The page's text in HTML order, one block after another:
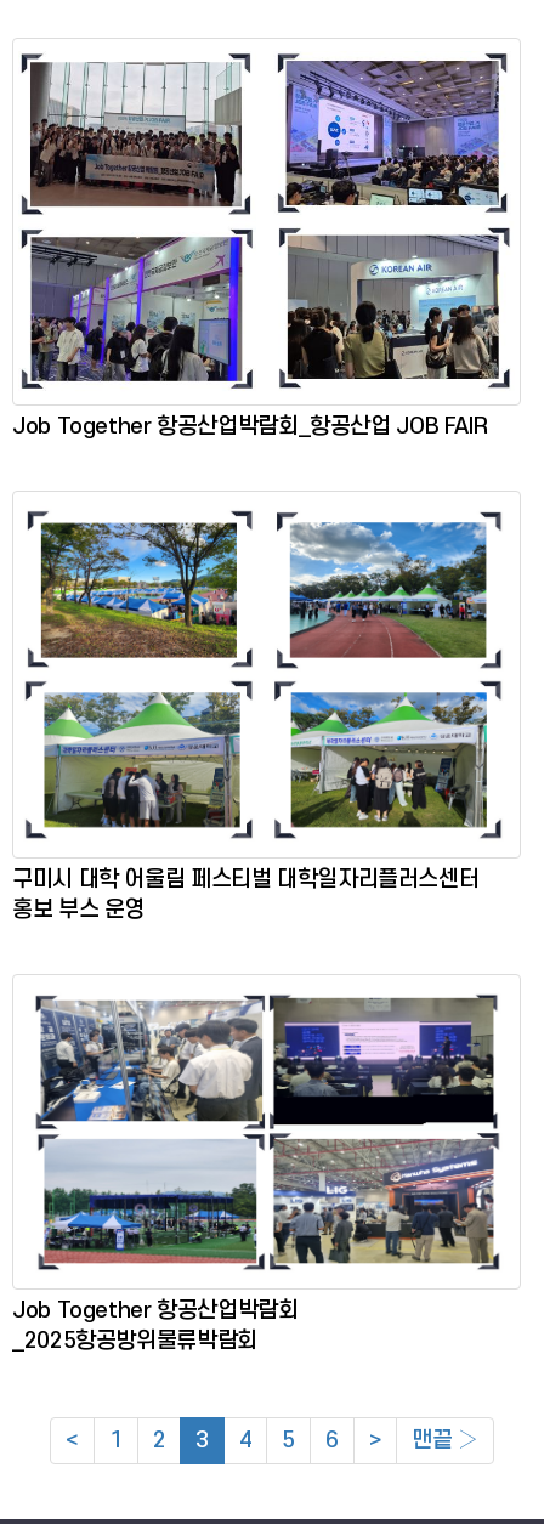
Job Together 항공산업박람회_항공산업 JOB FAIR
구미시 대학 어울림 페스티벌 대학일자리플러스센터
홍보 부스 운영
Job Together 항공산업박람회
_2025항공방위물류박람회
< 1 2 3 4 5 6 > 맨끝 ›